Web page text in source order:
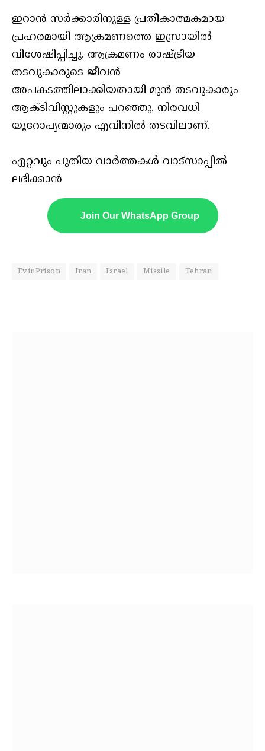
ഇറാന്‍ സര്‍ക്കാരിനുള്ള പ്രതീകാത്മകമായ
പ്രഹരമായി ആക്രമണത്തെ ഇസ്രായില്‍
വിശേഷിപ്പിച്ചു. ആക്രമണം രാഷ്ട്രീയ
തടവുകാരുടെ ജീവന്‍
അപകടത്തിലാക്കിയതായി മുന്‍ തടവുകാരും
ആക്ടിവിസ്റ്റുകളും പറഞ്ഞു. നിരവധി
യൂറോപ്യന്മാരും എവിനില്‍ തടവിലാണ്.
ഏറ്റവും പുതിയ വാർത്തകൾ വാട്സാപ്പിൽ
ലഭിക്കാൻ
Join Our WhatsApp Group
EvinPrison Iran Israel Missile Tehran